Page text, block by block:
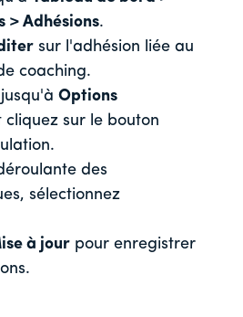
> Adhésions.
sur l'adhésion liée au
coaching.
Options
cliquez sur le bouton
des
sélectionnez
à jour pour enregistrer